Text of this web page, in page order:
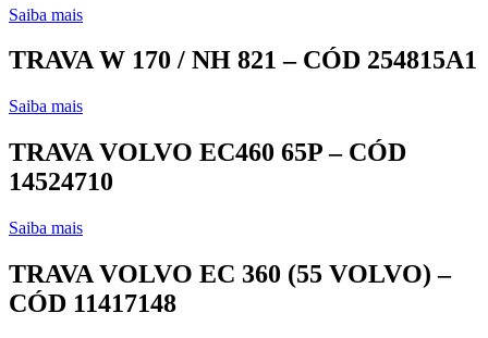
Saiba mais
TRAVA W 170 / NH 821 – CÓD 254815A1
Saiba mais
TRAVA VOLVO EC460 65P – CÓD
14524710
Saiba mais
TRAVA VOLVO EC 360 (55 VOLVO) –
CÓD 11417148